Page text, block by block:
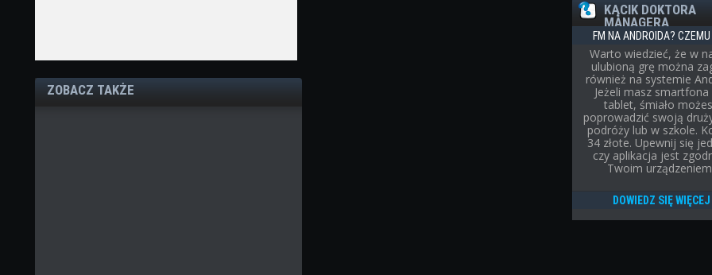
ZOBACZ TAKŻE
KĄCIK DOKTORA
MANAGERA
FM NA ANDROIDA? CZEMU
Warto wiedzieć, że w
ulubioną grę można
również na systemie
Jeżeli masz smartfona
tablet, śmiało
poprowadzić swoją
podróży lub w szkole.
34 złote. Upewnij się
czy aplikacja jest
Twoim
DOWIEDZ SIĘ WIĘCEJ